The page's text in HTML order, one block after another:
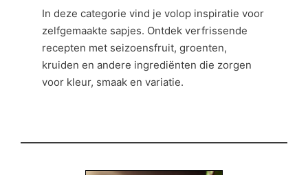
In deze categorie vind je volop inspiratie voor
zelfgemaakte sapjes. Ontdek verfrissende
recepten met seizoensfruit, groenten,
kruiden en andere ingrediënten die zorgen
voor kleur, smaak en variatie.